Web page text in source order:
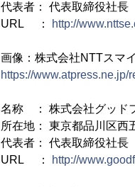
代表者： 代表取締役社
URL ：
http://
画像：株式会社NTTスマ
https://
名称 ： 株式会社グッド
所在地： 東京都品川区西
代表者： 代表取締役社
URL ：
http://